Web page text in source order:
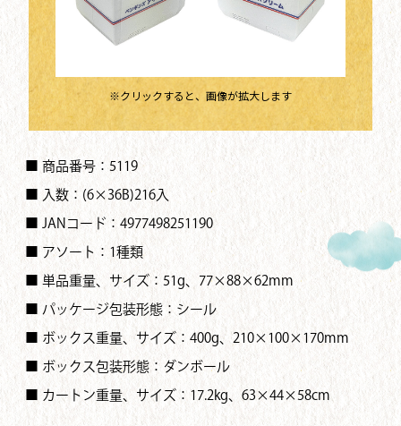
※クリックすると、画像が拡大します
■ 商品番号：5119
■ 入数：(6×36B)216入
■ JANコード：4977498251190
■ アソート：1種類
■ 単品重量、サイズ：51g、77×88×62mm
■ パッケージ包装形態：シール
■ ボックス重量、サイズ：400g、210×100×170mm
■ ボックス包装形態：ダンボール
■ カートン重量、サイズ：17.2kg、63×44×58cm